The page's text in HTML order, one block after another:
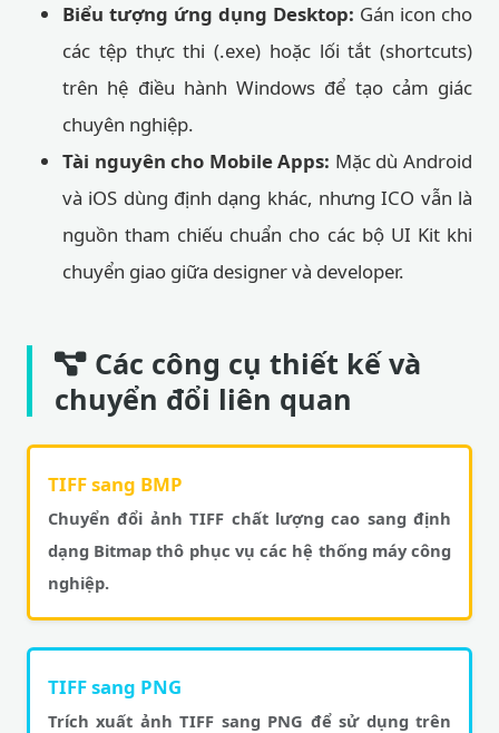
Biểu tượng ứng dụng Desktop: Gán icon cho
các tệp thực thi (.exe) hoặc lối tắt (shortcuts)
trên hệ điều hành Windows để tạo cảm giác
chuyên nghiệp.
Tài nguyên cho Mobile Apps: Mặc dù Android
và iOS dùng định dạng khác, nhưng ICO vẫn là
nguồn tham chiếu chuẩn cho các bộ UI Kit khi
chuyển giao giữa designer và developer.
Các công cụ thiết kế và
chuyển đổi liên quan
TIFF sang BMP
Chuyển đổi ảnh TIFF chất lượng cao sang định
dạng Bitmap thô phục vụ các hệ thống máy công
nghiệp.
TIFF sang PNG
Trích xuất ảnh TIFF sang PNG để sử dụng trên